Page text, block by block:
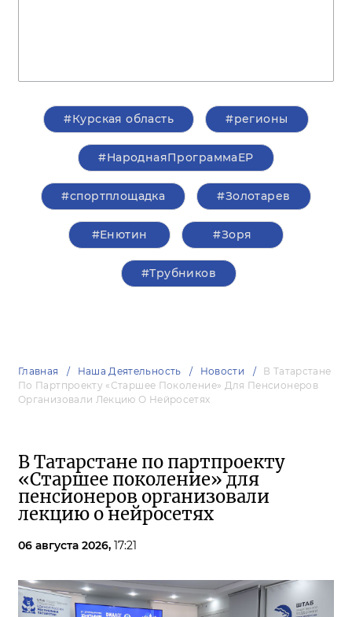
#Курская область #регионы
#НароднаяПрограммаЕР
#спортплощадка #Золотарев
#Енютин #Зоря
#Трубников
Главная Наша Деятельность Новости
В Татарстане
По Партпроекту «Старшее Поколение» Для Пенсионеров
Организовали Лекцию О Нейросетях
В Татарстане по партпроекту
«Старшее поколение» для
пенсионеров организовали
лекцию о нейросетях
06 августа 2026, 17:21